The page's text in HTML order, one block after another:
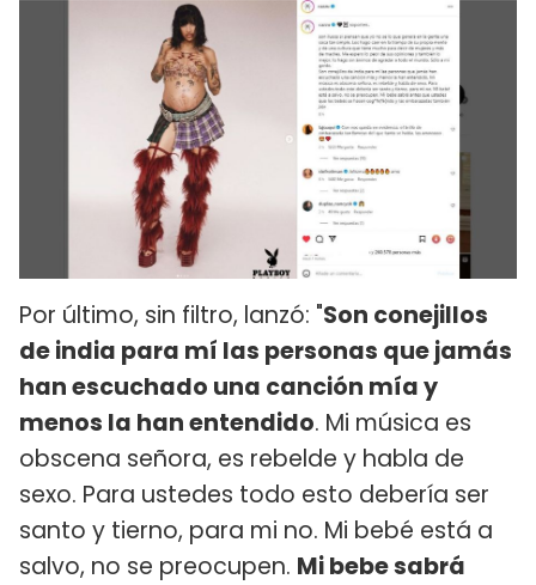
Por último, sin filtro, lanzó: "Son conejillos
de india para mí las personas que jamás
han escuchado una canción mía y
menos la han entendido. Mi música es
obscena señora, es rebelde y habla de
sexo. Para ustedes todo esto debería ser
santo y tierno, para mi no. Mi bebé está a
salvo, no se preocupen. Mi bebe sabrá